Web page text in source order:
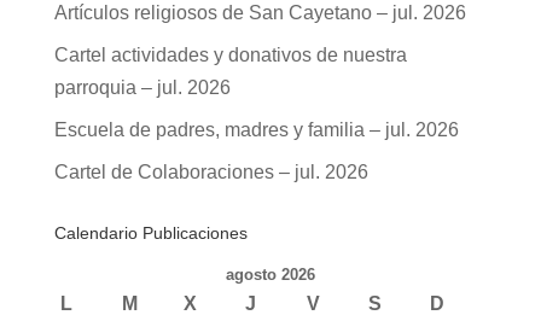
Artículos religiosos de San Cayetano – jul. 2026
Cartel actividades y donativos de nuestra
parroquia – jul. 2026
Escuela de padres, madres y familia – jul. 2026
Cartel de Colaboraciones – jul. 2026
Calendario Publicaciones
agosto 2026
L M X J V S
D